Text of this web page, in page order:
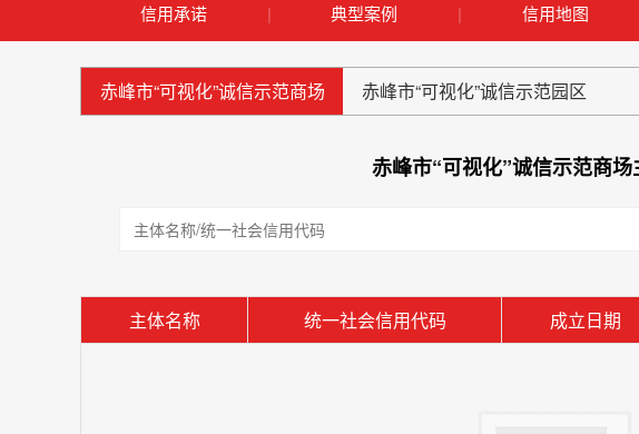
信用承诺 | 典型案例 | 信用地图
赤峰市“可视化”诚信示范商场 赤峰市“可视化”诚信示范园区
赤峰市“可视化”诚信示范商
主体名称 统一社会信用代码 成立日期